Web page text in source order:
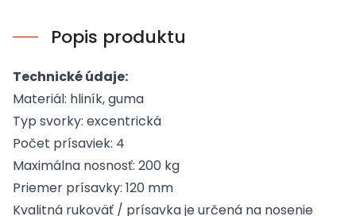
Popis produktu
Technické údaje:
Materiál: hliník, guma
Typ svorky: excentrická
Počet prísaviek: 4
Maximálna nosnosť: 200 kg
Priemer prísavky: 120 mm
Kvalitná rukoväť / prísavka je určená na nosenie